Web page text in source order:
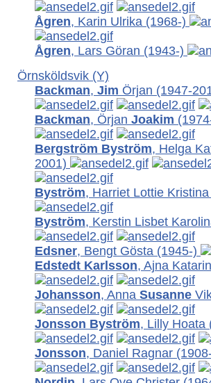
Ågren, Karin Ulrika (1968-)
Ågren, Lars Göran (1943-)
Örnsköldsvik (Y)
Backman, Jim Örjan (1947-
Backman, Örjan Joakim
Bergström Byström, Helga
2001)
Byström, Harriet Lottie Kristina
Byström, Kerstin Lisbet
Edsner, Bengt Gösta (1945-)
Edstedt Karlsson, Ajna
Johansson, Anna Susanne
Jonsson Byström, Lilly Hoata
Jonsson, Daniel Ragnar